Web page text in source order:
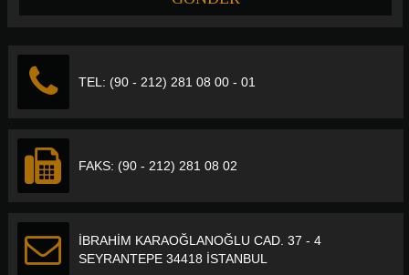
TEL: (90 - 212) 281 08 00 - 01
FAKS: (90 - 212) 281 08 02
İBRAHİM KARAOĞLANOĞLU CAD. 37 - 4
SEYRANTEPE 34418 İSTANBUL